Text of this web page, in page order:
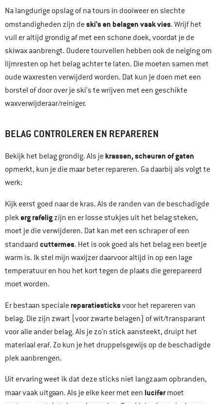
Na langdurige opslag of na tours in dooiweer en slechte
omstandigheden zijn deski’s en belagen vaak vies. Wrijf het
vuil er altijd grondig af met een schone doek, voordat je de
skiwax aanbrengt. Oudere tourvellen hebben ook de neiging om
lijmresten op het belag achter te laten. Die moeten samen met
oude waxresten verwijderd worden. Dat kun je doen met een
borstel of door over je ski’s te wrijven met een geschikte
waxverwijderaar/reiniger.
BELAG CONTROLEREN EN REPAREREN
Bekijk het belag grondig. Als je krassen, scheuren of gaten
opmerkt, kun je die maar beter repareren. Ga daarbij als volgt te
werk:
Kijk eerst goed naar de kras. Als de randen van de beschadigde
plekerg rafeligzijn en er losse stukjes uit het belag steken,
moet je die verwijderen. Dat kan met een schraper of een
standaard cuttermes. Het is ook goed als het belag een beetje
warm is. Ik stel mijn waxijzer daarvoor altijd in op een lage
temperatuur en hou het kort tegen de plaats die gerepareerd
moet worden.
Er bestaan speciale reparatiesticksvoor het repareren van
belag. Die zijn zwart (voor zwarte belagen) of wit/transparant
voor alle ander belag. Als je zo’n stick aansteekt, druipt het
materiaal eraf. Zo kun je het druppelsgewijs op de beschadigde
plek aanbrengen.
Uit ervaring weet ik dat deze sticks niet langzaam opbranden,
maar vaak uitgaan. Als je elke keer met een lucifermoet